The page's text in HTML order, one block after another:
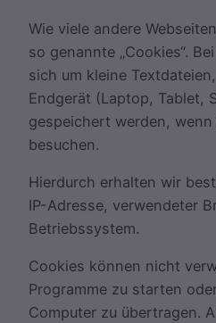
Wie viele andere
so genannte „Cookies“.
sich um kleine
Endgerät (Laptop, Tablet,
gespeichert werden, wenn
besuchen.
Hierdurch erhalten wir
IP-Adresse, verwendeter
Betriebssystem.
Cookies können nicht
Programme zu starten
Computer zu übertragen.